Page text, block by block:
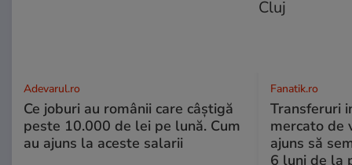
Adevarul.ro
Ce joburi au românii care câștigă
peste 10.000 de lei pe lună. Cum
au ajuns la aceste salarii
Fanatik.ro
Transferuri
mercato de
ajuns să
6 luni de la